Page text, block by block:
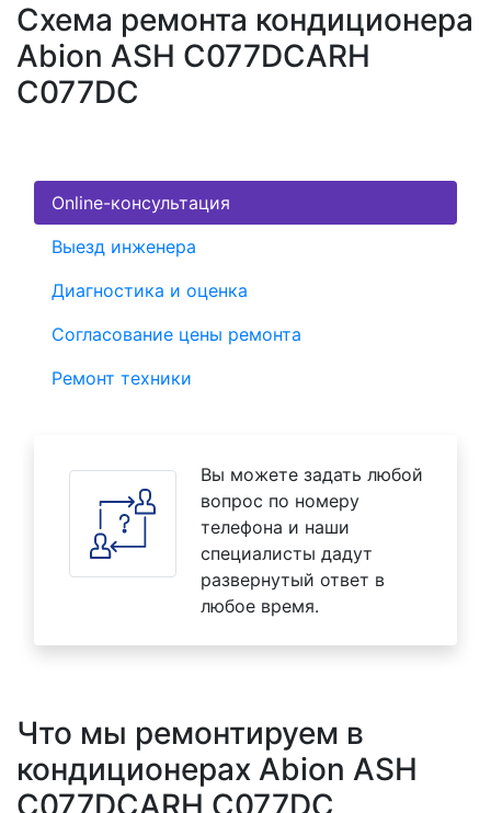
Схема ремонта кондиционера
Abion ASH C077DCARH
C077DC
Online-консультация
Выезд инженера
Диагностика и оценка
Согласование цены ремонта
Ремонт техники
Вы можете задать любой
вопрос по номеру
телефона и наши
специалисты дадут
развернутый ответ в
любое время.
Что мы ремонтируем в
кондиционерах Abion ASH